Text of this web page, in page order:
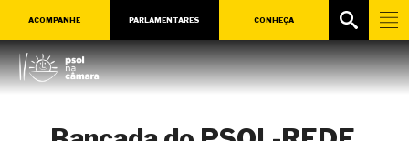
ACOMPANHE PARLAMENTARES CONHEÇA